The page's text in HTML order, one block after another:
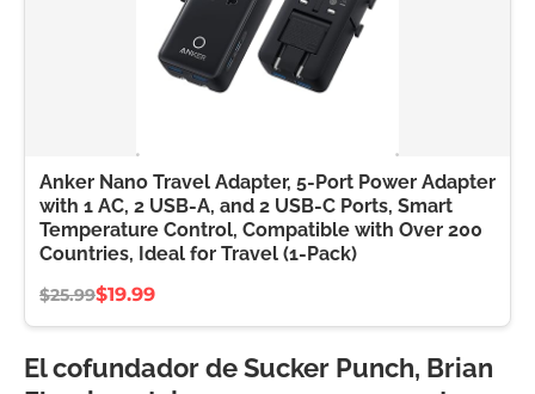
Anker Nano Travel Adapter, 5-Port Power Adapter
with 1 AC, 2 USB-A, and 2 USB-C Ports, Smart
Temperature Control, Compatible with Over 200
Countries, Ideal for Travel (1-Pack)
$25.99$19.99
El cofundador de Sucker Punch, Brian